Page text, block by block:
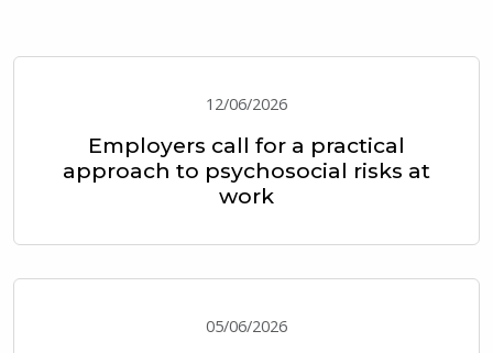
12/06/2026
Employers call for a practical
approach to psychosocial risks at
work
05/06/2026